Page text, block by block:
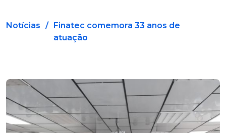
Notícias / Finatec comemora 33 anos de
atuação